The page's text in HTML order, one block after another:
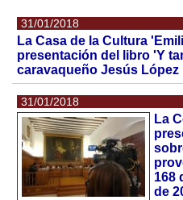
31/01/2018
La Casa de la Cultura
presentación del libro 'Y
caravaqueño Jesús López
31/01/2018
La
168
de